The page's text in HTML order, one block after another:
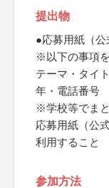
提出物
●応募用紙（公
※以下の事項
テーマ・タイ
年・電話番号
※学校等でま
応募用紙（公
利用すること
参加方法